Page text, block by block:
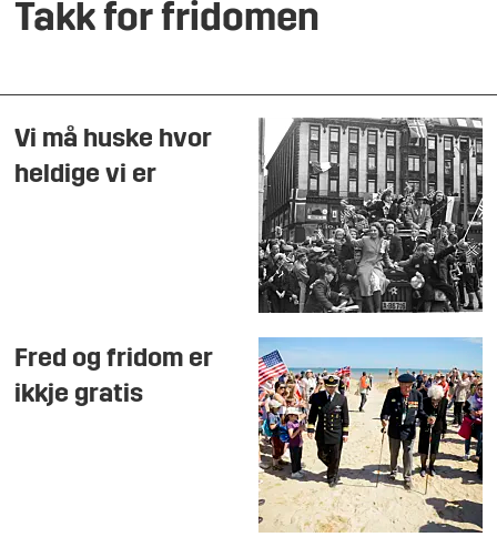
Takk for fridomen
Vi må huske hvor
heldige vi er
Fred og fridom er
ikkje gratis